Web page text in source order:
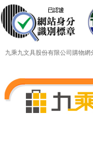
九乘九文具股份有限公司購物